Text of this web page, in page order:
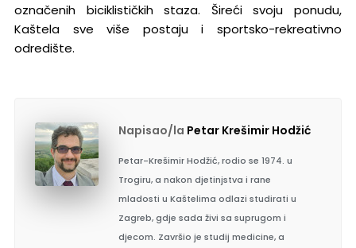
označenih biciklističkih staza. Šireći svoju ponudu,
Kaštela sve više postaju i sportsko-rekreativno
odredište.
Napisao/la Petar Krešimir Hodžić
Petar-Krešimir Hodžić, rodio se 1974. u
Trogiru, a nakon djetinjstva i rane
mladosti u Kaštelima odlazi studirati u
Zagreb, gdje sada živi sa suprugom i
djecom. Završio je studij medicine, a